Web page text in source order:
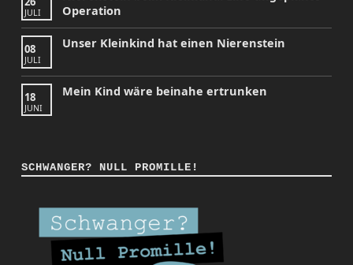
JULI
Operation
08
JULI
Unser Kleinkind hat einen Nierenstein
18
JUNI
Mein Kind wäre beinahe ertrunken
SCHWANGER? NULL PROMILLE!